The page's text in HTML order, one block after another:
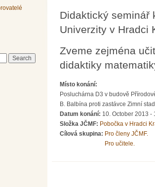
Didaktický seminář
Univerzity v Hradci
Zveme zejména
didaktiky
Místo konání:
Posluchárna D3 v budově
B. Balbína proti zastávce Zimní
Datum konání: 10. October 2013 -
Složka JČMF: Pobočka v Hradci
Cílová skupina: Pro členy JČMF.
Pro učitele.